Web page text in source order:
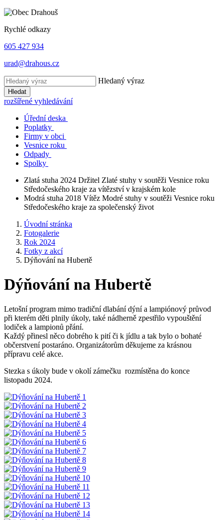
Rychlé odkazy
605 427 934
urad@drahous.cz
Hledaný výraz
Hledat
rozšířené vyhledávání
Úřední deska
Poplatky
Firmy v obci
Vesnice roku
Odpady
Spolky
Zlatá stuha 2024 Držitel Zlaté stuhy v soutěži Vesnice roku
Středočeského kraje za vítězství v krajském kole
Modrá stuha 2018 Vítěz Modré stuhy v soutěži Vesnice roku
Středočeského kraje za společenský život
Úvodní stránka
Fotogalerie
Rok 2024
Fotky z akcí
Dýňování na Hubertě
Dýňování na Hubertě
Letošní program mimo tradiční dlabání dýní a lampiónový průvod
při kterém děti plnily úkoly, také nádherně zpestřilo vypouštění
lodiček a lampionů přání.
Každý přinesl něco dobrého k pití či k jídlu a tak bylo o bohaté
občerstvení postaráno. Organizátorům děkujeme za krásnou
přípravu celé akce.
Stezka s úkoly bude v okolí zámečku rozmístěna do konce
listopadu 2024.